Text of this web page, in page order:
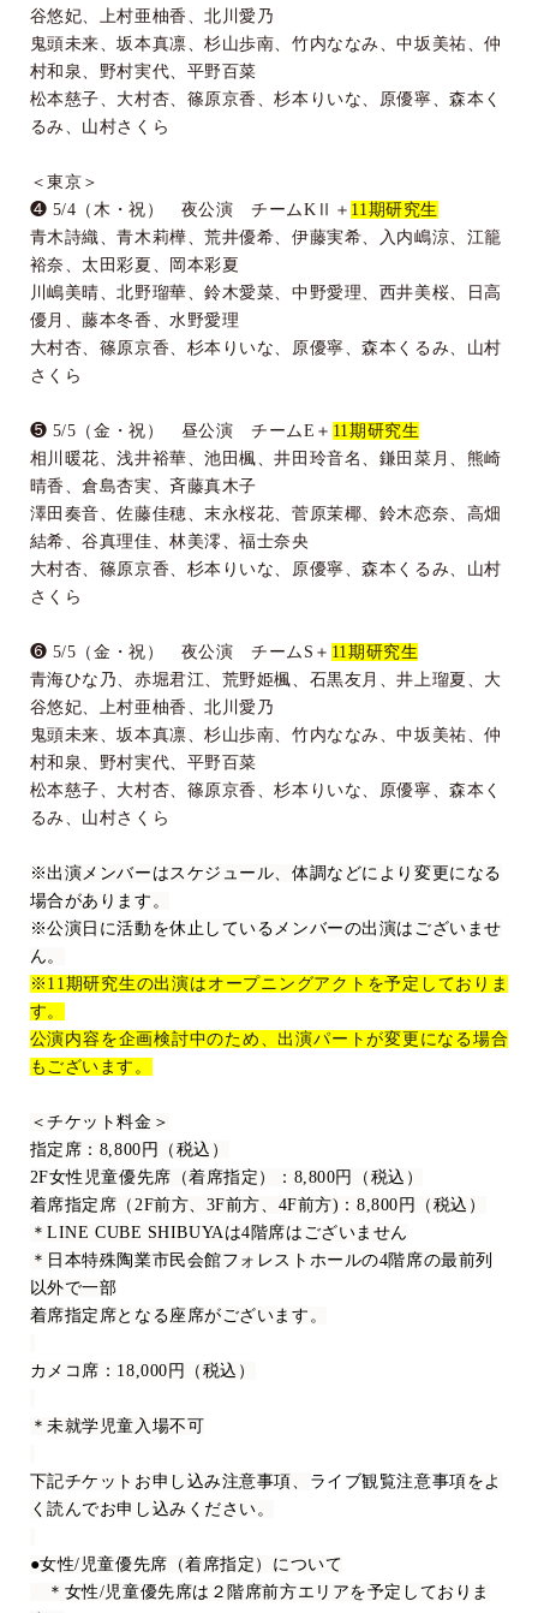
谷悠妃、上村亜柚香、北川愛乃
鬼頭未来、坂本真凛、杉山歩南、竹内ななみ、中坂美祐、仲
村和泉、野村実代、平野百菜
松本慈子、大村杏、篠原京香、杉本りいな、原優寧、森本く
るみ、山村さくら
＜東京＞
❹ 5/4 （木・祝） 夜公演 チームK Ⅱ＋ 11期研究生
青木詩織、青木莉樺、荒井優希、伊藤実希、入内嶋涼、江籠
裕奈、太田彩夏、岡本彩夏
川嶋美晴、北野瑠華、鈴木愛菜、中野愛理、西井美桜、日高
優月、藤本冬香、水野愛理
大村杏、篠原京香、杉本りいな、原優寧、森本くるみ、山村
さくら
❺ 5/5 （金・祝） 昼公演 チームE ＋ 11期研究生
相川暖花、浅井裕華、池田楓、井田玲音名、鎌田菜月、熊崎
晴香、倉島杏実、斉藤真木子
澤田奏音、佐藤佳穂、末永桜花、菅原茉椰、鈴木恋奈、高畑
結希、谷真理佳、林美澪、福士奈央
大村杏、篠原京香、杉本りいな、原優寧、森本くるみ、山村
さくら
❻ 5/5 （金・祝） 夜公演 チーム S ＋ 11期研究生
青海ひな乃、赤堀君江、荒野姫楓、石黒友月、井上瑠夏、大
谷悠妃、上村亜柚香、北川愛乃
鬼頭未来、坂本真凛、杉山歩南、竹内ななみ、中坂美祐、仲
村和泉、野村実代、平野百菜
松本慈子、大村杏、篠原京香、杉本りいな、原優寧、森本く
るみ、山村さくら
※出演メンバーはスケジュール、体調などにより変更になる
場合があります。
※公演日に活動を休止しているメンバーの出演はございませ
ん。
※ 11期研究生の出演はオープニングアクトを予定しておりま
す。
公演内容を企画検討中のため、出演パートが変更になる場合
もございます。
＜チケット料金＞
指定席： 8,800 円（税込）
2F女性児童優先席（着席指定）： 8,800円（税込）
着席指定席（ 2F前方、 3F前方、 4F前方) ： 8,800 円（税込）
＊LINE CUBE SHIBUYAは4 階席はございません
＊日本特殊陶業市民会館フォレストホールの4階席の最前列
以外で一部
着席指定席となる座席がございます。
カメコ席： 18,000 円（税込）
＊未就学児童入場不可
下記チケットお申し込み注意事項、 ライブ観覧注意事項 をよ
く読んでお申し込みください。
●女性/ 児童優先席（着席指定）について
＊女性/児童優先席は２階席前方エリアを予定しておりま